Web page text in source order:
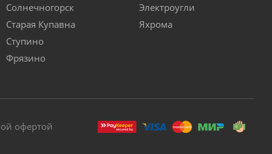
Солнечногорск
Старая Купавна
Ступино
Фрязино
Электроугли
Яхрома
офертой